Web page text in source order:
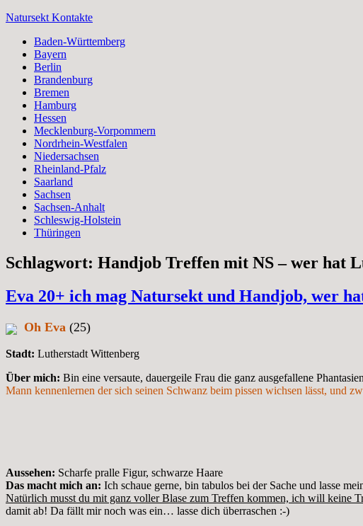
Zum
springen
Natursekt Kontakte
Baden-Württemberg
Bayern
Berlin
Brandenburg
Bremen
Hamburg
Hessen
Mecklenburg-Vorpommern
Nordrhein-Westfalen
Niedersachsen
Rheinland-Pfalz
Saarland
Sachsen
Sachsen-Anhalt
Schleswig-Holstein
Thüringen
Schlagwort: Handjob Treffen mit NS – wer hat
Eva 20+ ich mag Natursekt und Handjob, wer
Oh Eva (25)
Stadt: Lutherstadt Wittenberg
Über mich: Bin eine versaute, dauergeile Frau die ganz ausgefallene
Mann kennenlernen der sich seinen Schwanz beim pissen wichsen lässt, und
Aussehen: Scharfe pralle Figur, schwarze Haare
Das macht mich an: Ich schaue gerne, bin tabulos bei der Sache und lasse
Natürlich musst du mit ganz voller Blase zum Treffen kommen, ich will keine
damit ab! Da fällt mir noch was ein… lasse dich überraschen :-)